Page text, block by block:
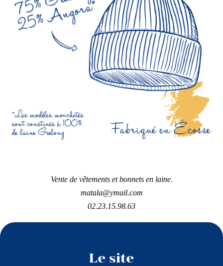
Vente de vêtements et bonnets en laine.
matala@ymail.com
02.23.15.98.63
Le site